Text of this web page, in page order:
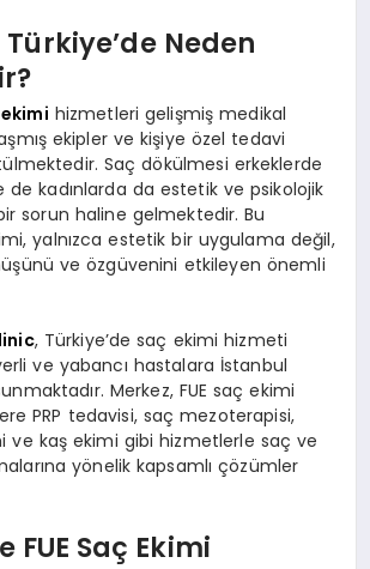
Neden
hizmetleri gelişmiş medikal
ekipler ve kişiye özel tedavi
Saç dökülmesi erkeklerde
de kadınlarda da estetik ve psikolojik
sorun haline gelmektedir. Bu
yalnızca estetik bir uygulama değil,
ve özgüvenini etkileyen önemli
, Türkiye’de saç ekimi hizmeti
ve yabancı hastalara İstanbul
Merkez, FUE saç ekimi
PRP tedavisi, saç mezoterapisi,
ve kaş ekimi gibi hizmetlerle saç ve
yönelik kapsamlı çözümler
FUE Saç Ekimi